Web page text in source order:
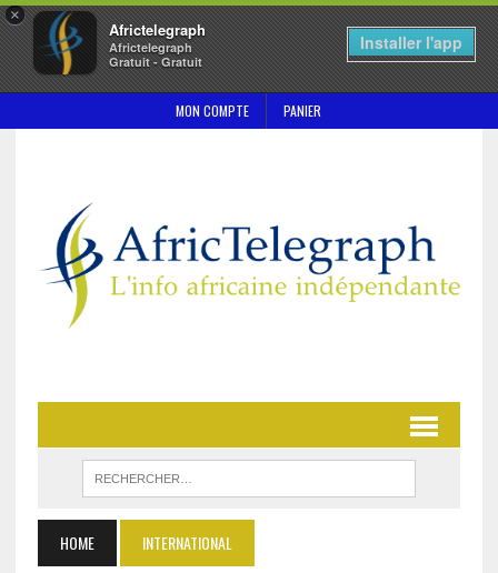
×
Africtelegraph
Africtelegraph
Gratuit - Gratuit
Installer l'app
MON COMPTE PANIER
HOME INTERNATIONAL